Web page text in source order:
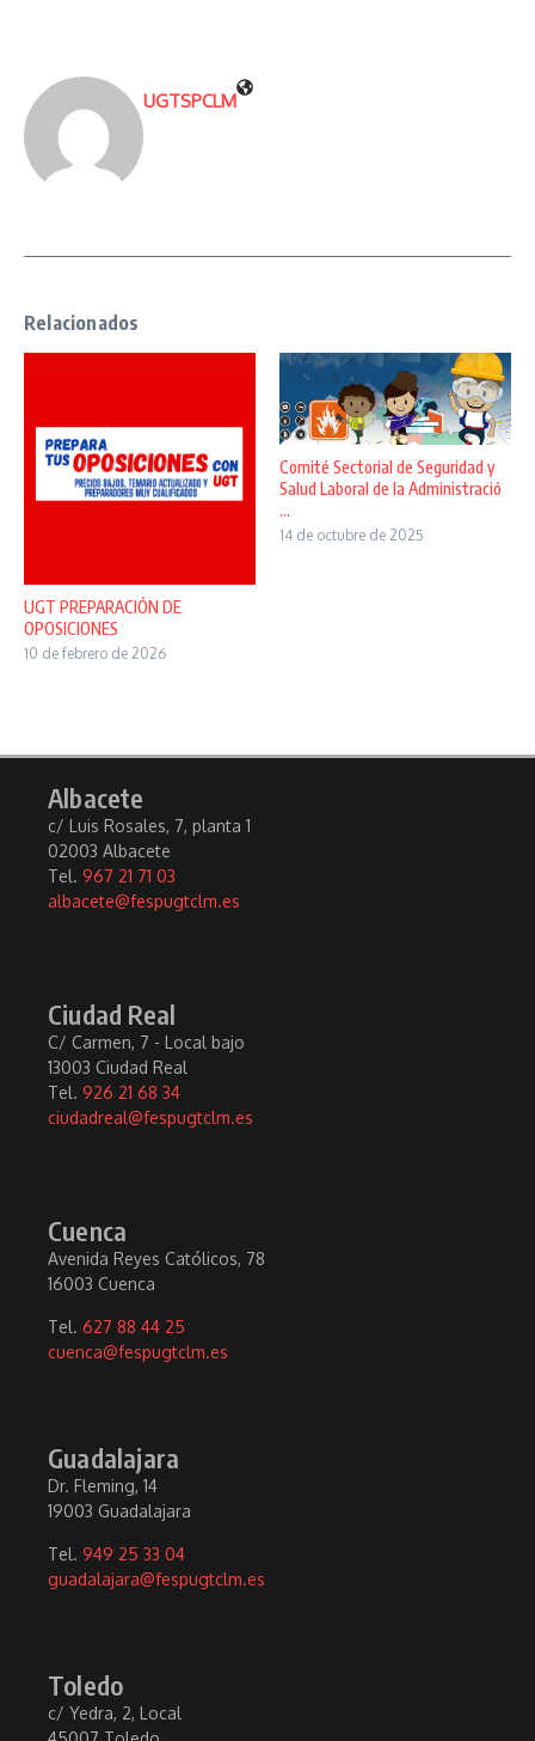
UGTSPCLM
Relacionados
UGT PREPARACIÓN DE
OPOSICIONES
10 de febrero de 2026
Comité Sectorial de Seguridad y
Salud Laboral de la Administració
...
14 de octubre de 2025
Albacete
c/ Luis Rosales, 7, planta 1
02003 Albacete
Tel. 967 21 71 03
albacete@fespugtclm.es
Ciudad Real
C/ Carmen, 7 - Local bajo
13003 Ciudad Real
Tel. 926 21 68 34
ciudadreal@fespugtclm.es
Cuenca
Avenida Reyes Católicos, 78
16003 Cuenca
Tel. 627 88 44 25
cuenca@fespugtclm.es
Guadalajara
Dr. Fleming, 14
19003 Guadalajara
Tel. 949 25 33 04
guadalajara@fespugtclm.es
Toledo
c/ Yedra, 2, Local